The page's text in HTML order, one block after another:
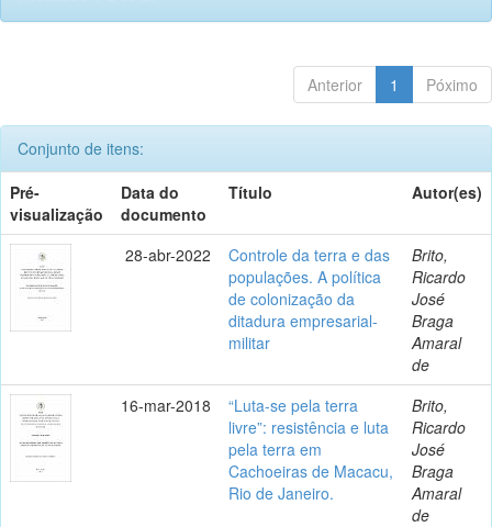
Anterior 1 Póximo
Conjunto de itens:
Pré-
visualização
Data do
documento
Título Autor(es)
28-abr-2022
Controle da terra e das
populações. A política
de colonização da
ditadura empresarial-
militar
Brito,
Ricardo
José
Braga
Amaral
de
16-mar-2018
“Luta-se pela terra
livre”: resistência e luta
pela terra em
Cachoeiras de Macacu,
Rio de Janeiro.
Brito,
Ricardo
José
Braga
Amaral
de